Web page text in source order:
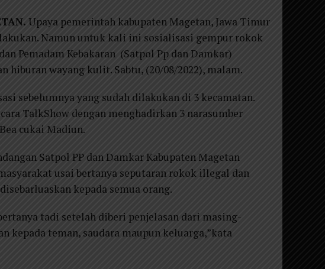
Upaya pemerintah kabupaten Magetan, Jawa Timur
Namun untuk kali ini sosialisasi gempur rokok
Pemadam Kebakaran (Satpol Pp dan Damkar)
hiburan wayang kulit. Sabtu, (20/08/2022), malam.
sebelumnya yang sudah dilakukan di 3 kecamatan.
TalkShow dengan menghadirkan 3 narasumber
cukai Madiun.
Satpol PP dan Damkar Kabupaten Magetan
usai bertanya seputaran rokok illegal dan
kepada semua orang.
tadi setelah diberi penjelasan dari masing-
kepada teman, saudara maupun keluarga,”kata